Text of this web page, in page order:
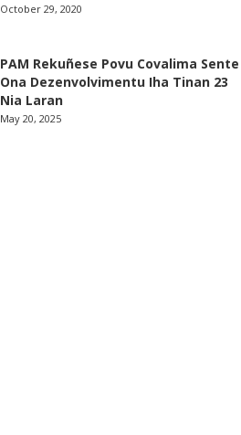
October 29, 2020
PAM Rekuñese Povu Covalima Sente
Ona Dezenvolvimentu Iha Tinan 23
Nia Laran
May 20, 2025